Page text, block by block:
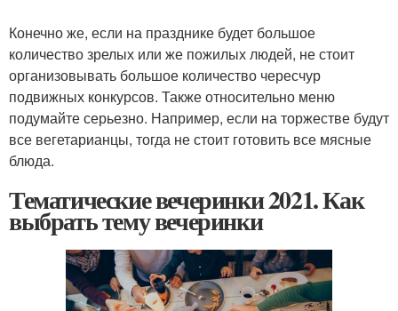
Конечно же, если на празднике будет большое
количество зрелых или же пожилых людей, не стоит
организовывать большое количество чересчур
подвижных конкурсов. Также относительно меню
подумайте серьезно. Например, если на торжестве будут
все вегетарианцы, тогда не стоит готовить все мясные
блюда.
Тематические вечеринки 2021. Как
выбрать тему вечеринки